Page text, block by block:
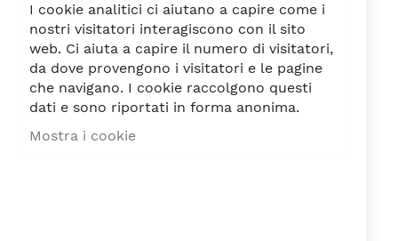
Valutazione
1
stella
2
Stelle
3
Stelle
4
Stelle
5
Stelle
I cookie analitici ci aiutano a capire come i
nostri visitatori interagiscono con il sito
web. Ci aiuta a capire il numero di visitatori,
da dove provengono i visitatori e le pagine
che navigano. I cookie raccolgono questi
dati e sono riportati in forma anonima.
Mostra i cookie